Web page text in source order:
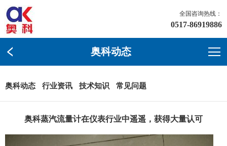
全国咨询热线：
0517-86919886
奥科动态
奥科动态 行业资讯 技术知识 常见问题
奥科蒸汽流量计在仪表行业中遥遥，获得大量认可